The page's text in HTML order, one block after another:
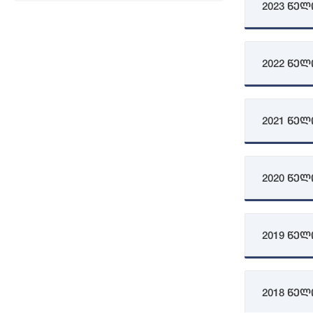
2023
2022
2021
2020
2019
2018